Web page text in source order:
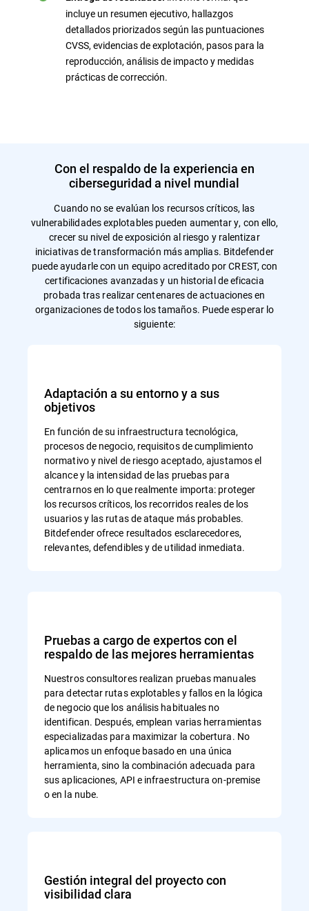
incluye un resumen ejecutivo, hallazgos
detallados priorizados según las puntuaciones
CVSS, evidencias de explotación, pasos para la
reproducción, análisis de impacto y medidas
prácticas de corrección.
Con el respaldo de la experiencia en
ciberseguridad a nivel mundial
Cuando no se evalúan los recursos críticos, las
vulnerabilidades explotables pueden aumentar y, con ello,
crecer su nivel de exposición al riesgo y ralentizar
iniciativas de transformación más amplias. Bitdefender
puede ayudarle con un equipo acreditado por CREST, con
certificaciones avanzadas y un historial de eficacia
probada tras realizar centenares de actuaciones en
organizaciones de todos los tamaños. Puede esperar lo
siguiente:
Adaptación a su entorno y a sus
objetivos
En función de su infraestructura tecnológica,
procesos de negocio, requisitos de cumplimiento
normativo y nivel de riesgo aceptado, ajustamos el
alcance y la intensidad de las pruebas para
centrarnos en lo que realmente importa: proteger
los recursos críticos, los recorridos reales de los
usuarios y las rutas de ataque más probables.
Bitdefender ofrece resultados esclarecedores,
relevantes, defendibles y de utilidad inmediata.
Pruebas a cargo de expertos con el
respaldo de las mejores herramientas
Nuestros consultores realizan pruebas manuales
para detectar rutas explotables y fallos en la lógica
de negocio que los análisis habituales no
identifican. Después, emplean varias herramientas
especializadas para maximizar la cobertura. No
aplicamos un enfoque basado en una única
herramienta, sino la combinación adecuada para
sus aplicaciones, API e infraestructura on-premise
o en la nube.
Gestión integral del proyecto con
visibilidad clara